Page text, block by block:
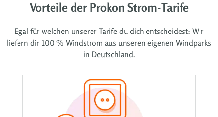
Vorteile der Prokon Strom-Tarife
Egal für welchen unserer Tarife du dich entscheidest: Wir
liefern dir 100 % Windstrom aus unseren eigenen Windparks
in Deutschland.